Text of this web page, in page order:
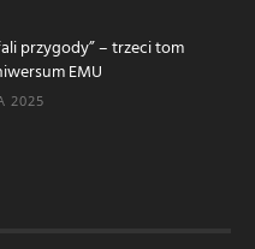
przygody” – trzeci tom
EMU
2025